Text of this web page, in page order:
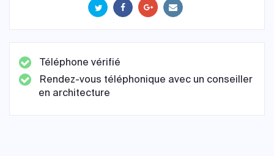
Téléphone vérifié
Rendez-vous téléphonique avec un conseiller
en architecture